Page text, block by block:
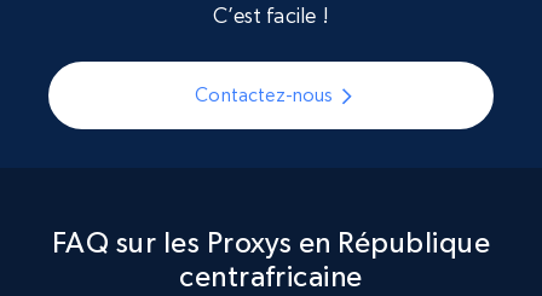
C’est facile !
Contactez-nous
FAQ sur les Proxys en République
centrafricaine